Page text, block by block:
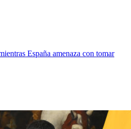
España amenaza con tomar